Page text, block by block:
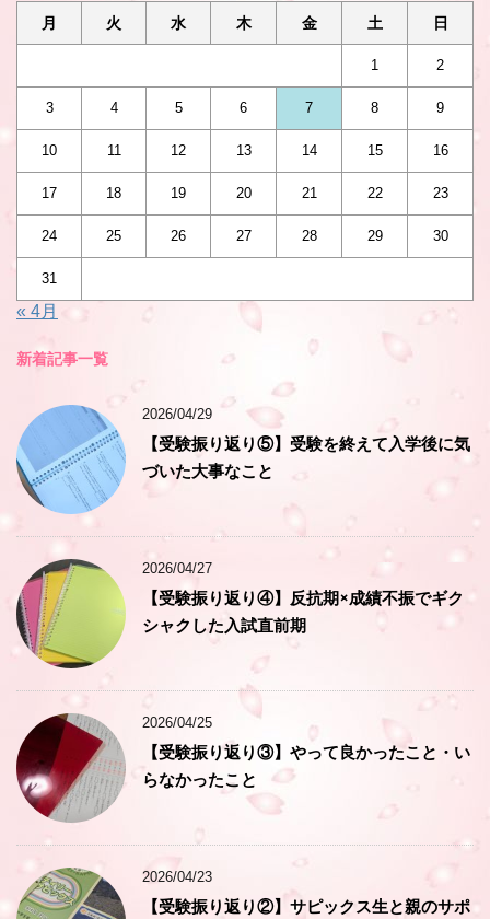
月 火 水 木 金 土 日
1 2
3 4 5 6 7 8 9
10 11 12 13 14 15 16
17 18 19 20 21 22 23
24 25 26 27 28 29 30
31
« 4月
新着記事一覧
2026/04/29
【受験振り返り⑤】受験を終えて入学後に気
づいた大事なこと
2026/04/27
【受験振り返り④】反抗期×成績不振でギク
シャクした入試直前期
2026/04/25
【受験振り返り③】やって良かったこと・い
らなかったこと
2026/04/23
【受験振り返り②】サピックス生と親のサポ